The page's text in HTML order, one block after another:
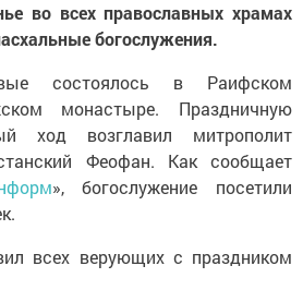
во всех православных храмах
богослужения.
состоялось в Раифском
монастыре. Праздничную
ход возглавил митрополит
Феофан. Как сообщает
», богослужение посетили
всех верующих с праздником